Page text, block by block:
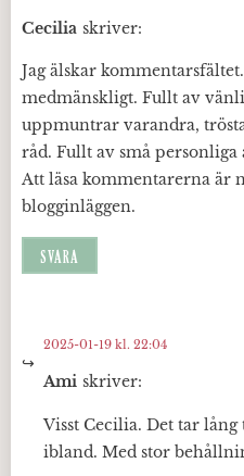
Cecilia skriver:
Jag älskar
medmänskligt. Fullt av
uppmuntrar varandra,
råd. Fullt av små
Att läsa kommentarerna är
blogginläggen.
SVARA
Ami skriver:
2025-01-19 kl. 22:04
Visst Cecilia. Det tar
ibland. Med stor